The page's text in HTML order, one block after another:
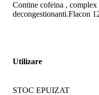
Contine cofeina ,
decongestionanti.Flacon
Utilizare
STOC EPUIZAT